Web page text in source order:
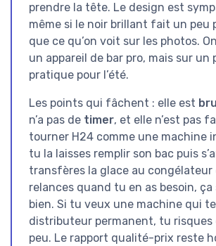
prendre la tête. Le design est
même si le noir brillant fait un peu
que ce qu’on voit sur les photos.
un appareil de bar pro, mais sur
pratique pour l’été.
Les points qui fâchent : elle est
n’a pas de timer, et elle n’est pas
tourner H24 comme une machine
tu la laisses remplir son bac puis
transfères la glace au
relances quand tu en as besoin, ça
bien. Si tu veux une machine qui
distributeur permanent, tu risques
peu. Le rapport qualité-prix reste